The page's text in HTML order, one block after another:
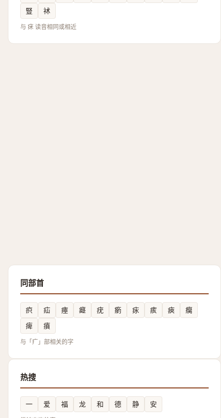
豎
䘤
与 㾁 读音相同或相近
同部首
疻 疝 瘞 㿐 疣 瘹 㽷 痎 㾜
癵
痺
㿎
与「疒」部相关的字
热搜
一 爱 福 龙 和 德 静 安